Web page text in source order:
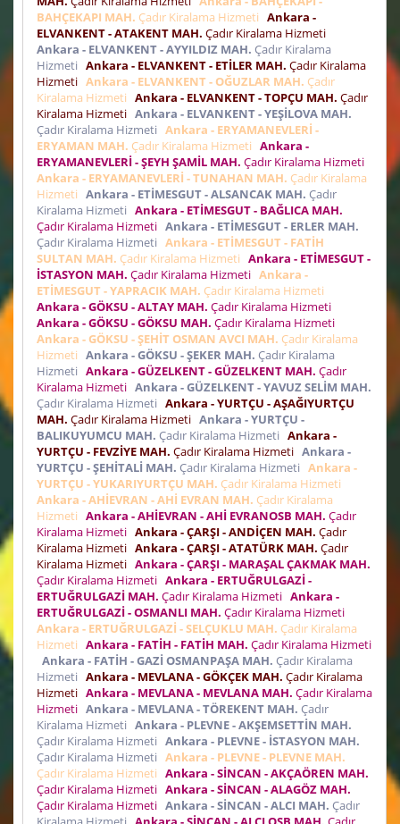
BAHÇEKAPI MAH. Çadır Kiralama Hizmeti Ankara -
ELVANKENT - ATAKENT MAH. Çadır Kiralama Hizmeti
Ankara - ELVANKENT - AYYILDIZ MAH. Çadır Kiralama
Hizmeti Ankara - ELVANKENT - ETİLER MAH. Çadır Kiralama
Hizmeti Ankara - ELVANKENT - OĞUZLAR MAH. Çadır
Kiralama Hizmeti Ankara - ELVANKENT - TOPÇU MAH. Çadır
Kiralama Hizmeti Ankara - ELVANKENT - YEŞİLOVA MAH.
Çadır Kiralama Hizmeti Ankara - ERYAMANEVLERİ -
ERYAMAN MAH. Çadır Kiralama Hizmeti Ankara -
ERYAMANEVLERİ - ŞEYH ŞAMİL MAH. Çadır Kiralama Hizmeti
Ankara - ERYAMANEVLERİ - TUNAHAN MAH. Çadır Kiralama
Hizmeti Ankara - ETİMESGUT - ALSANCAK MAH. Çadır
Kiralama Hizmeti Ankara - ETİMESGUT - BAĞLICA MAH.
Çadır Kiralama Hizmeti Ankara - ETİMESGUT - ERLER MAH.
Çadır Kiralama Hizmeti Ankara - ETİMESGUT - FATİH
SULTAN MAH. Çadır Kiralama Hizmeti Ankara - ETİMESGUT -
İSTASYON MAH. Çadır Kiralama Hizmeti Ankara -
ETİMESGUT - YAPRACIK MAH. Çadır Kiralama Hizmeti
Ankara - GÖKSU - ALTAY MAH. Çadır Kiralama Hizmeti
Ankara - GÖKSU - GÖKSU MAH. Çadır Kiralama Hizmeti
Ankara - GÖKSU - ŞEHİT OSMAN AVCI MAH. Çadır Kiralama
Hizmeti Ankara - GÖKSU - ŞEKER MAH. Çadır Kiralama
Hizmeti Ankara - GÜZELKENT - GÜZELKENT MAH. Çadır
Kiralama Hizmeti Ankara - GÜZELKENT - YAVUZ SELİM MAH.
Çadır Kiralama Hizmeti Ankara - YURTÇU - AŞAĞIYURTÇU
MAH. Çadır Kiralama Hizmeti Ankara - YURTÇU -
BALIKUYUMCU MAH. Çadır Kiralama Hizmeti Ankara -
YURTÇU - FEVZİYE MAH. Çadır Kiralama Hizmeti Ankara -
YURTÇU - ŞEHİTALİ MAH. Çadır Kiralama Hizmeti Ankara -
YURTÇU - YUKARIYURTÇU MAH. Çadır Kiralama Hizmeti
Ankara - AHİEVRAN - AHİ EVRAN MAH. Çadır Kiralama
Hizmeti Ankara - AHİEVRAN - AHİ EVRANOSB MAH. Çadır
Kiralama Hizmeti Ankara - ÇARŞI - ANDİÇEN MAH. Çadır
Kiralama Hizmeti Ankara - ÇARŞI - ATATÜRK MAH. Çadır
Kiralama Hizmeti Ankara - ÇARŞI - MARAŞAL ÇAKMAK MAH.
Çadır Kiralama Hizmeti Ankara - ERTUĞRULGAZİ -
ERTUĞRULGAZİ MAH. Çadır Kiralama Hizmeti Ankara -
ERTUĞRULGAZİ - OSMANLI MAH. Çadır Kiralama Hizmeti
Ankara - ERTUĞRULGAZİ - SELÇUKLU MAH. Çadır Kiralama
Hizmeti Ankara - FATİH - FATİH MAH. Çadır Kiralama Hizmeti
Ankara - FATİH - GAZİ OSMANPAŞA MAH. Çadır Kiralama
Hizmeti Ankara - MEVLANA - GÖKÇEK MAH. Çadır Kiralama
Hizmeti Ankara - MEVLANA - MEVLANA MAH. Çadır Kiralama
Hizmeti Ankara - MEVLANA - TÖREKENT MAH. Çadır
Kiralama Hizmeti Ankara - PLEVNE - AKŞEMSETTİN MAH.
Çadır Kiralama Hizmeti Ankara - PLEVNE - İSTASYON MAH.
Çadır Kiralama Hizmeti Ankara - PLEVNE - PLEVNE MAH.
Çadır Kiralama Hizmeti Ankara - SİNCAN - AKÇAÖREN MAH.
Çadır Kiralama Hizmeti Ankara - SİNCAN - ALAGÖZ MAH.
Çadır Kiralama Hizmeti Ankara - SİNCAN - ALCI MAH. Çadır